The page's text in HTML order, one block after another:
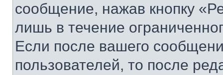
сообщение, нажав кнопку
лишь в течение
Если после вашего
пользователей, то после